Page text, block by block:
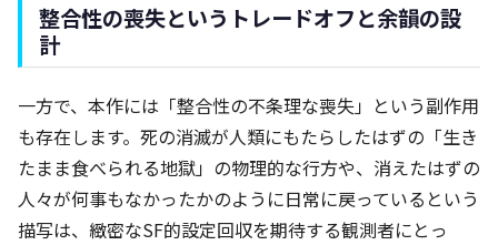
整合性の喪失というトレードオフと余韻の設
計
一方で、本作には「整合性の不条理な喪失」という副作用
も存在します。死の消滅が人類にもたらしたはずの「生き
たまま食べられる地獄」の物理的な行方や、消えたはずの
人々が何事もなかったかのように日常に戻っているという
描写は、緻密なSF的設定回収を期待する観測者にとっ